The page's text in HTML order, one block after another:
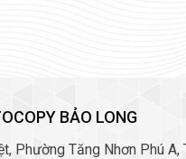
BẢO LONG
Phường Tăng Nhơn Phú A,